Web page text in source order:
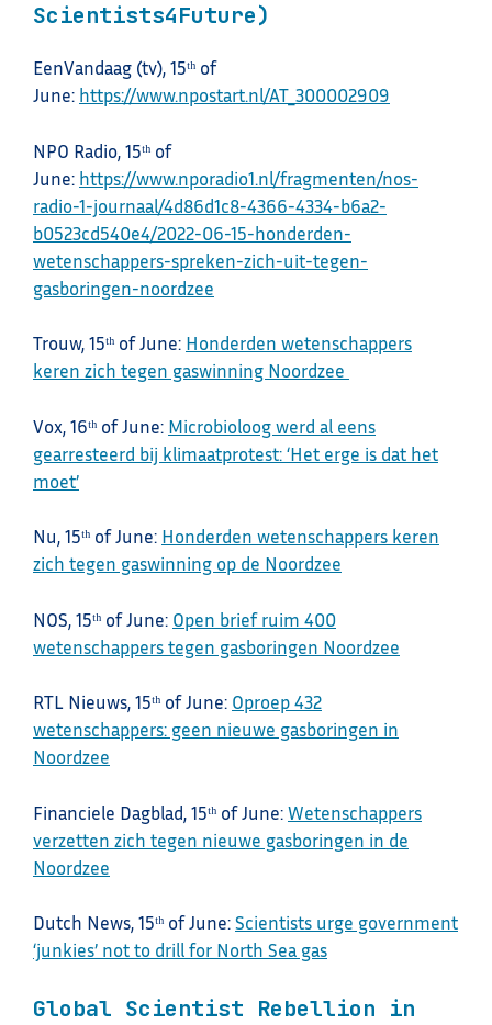
Scientists4Future)
EenVandaag (tv), 15ᵗʰ of
June: https://www.npostart.nl/AT_300002909
NPO Radio, 15ᵗʰ of
June: https://www.nporadio1.nl/fragmenten/nos-
radio-1-journaal/4d86d1c8-4366-4334-b6a2-
b0523cd540e4/2022-06-15-honderden-
wetenschappers-spreken-zich-uit-tegen-
gasboringen-noordzee
Trouw, 15ᵗʰ of June: Honderden wetenschappers
keren zich tegen gaswinning Noordzee
Vox, 16ᵗʰ of June: Microbioloog werd al eens
gearresteerd bij klimaatprotest: ‘Het erge is dat het
moet’
Nu, 15ᵗʰ of June: Honderden wetenschappers keren
zich tegen gaswinning op de Noordzee
NOS, 15ᵗʰ of June: Open brief ruim 400
wetenschappers tegen gasboringen Noordzee
RTL Nieuws, 15ᵗʰ of June: Oproep 432
wetenschappers: geen nieuwe gasboringen in
Noordzee
Financiele Dagblad, 15ᵗʰ of June:Wetenschappers
verzetten zich tegen nieuwe gasboringen in de
Noordzee
Dutch News, 15ᵗʰ of June:Scientists urge government
‘junkies’ not to drill for North Sea gas
Global Scientist Rebellion in